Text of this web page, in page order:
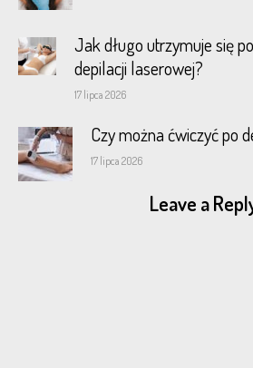
Jak długo utrzymuje się
depilacji laserowej?
17 lipca 2026
Czy można ćwiczyć po
17 lipca 2026
Leave a